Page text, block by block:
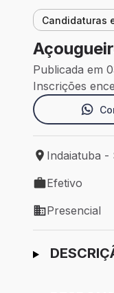
Candidaturas
Publicada em
Inscrições
Local de
Indaiatuba -
Tipo de vaga:
Efetivo
Modelo de
Presencial
Ir para